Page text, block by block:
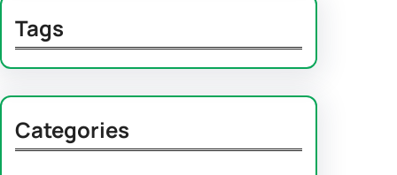
Tags
Categories